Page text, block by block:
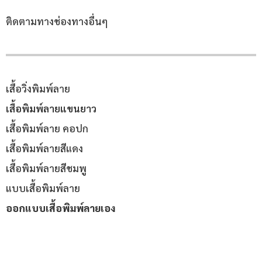
ติดตามทางช่องทางอื่นๆ
เสื้อวิ่งพิมพ์ลาย
เสื้อพิมพ์ลายแขนยาว
เสื้อพิมพ์ลาย คอปก
เสื้อพิมพ์ลายสีแดง
เสื้อพิมพ์ลายสีชมพู
แบบเสื้อพิมพ์ลาย
ออกแบบเสื้อพิมพ์ลายเอง